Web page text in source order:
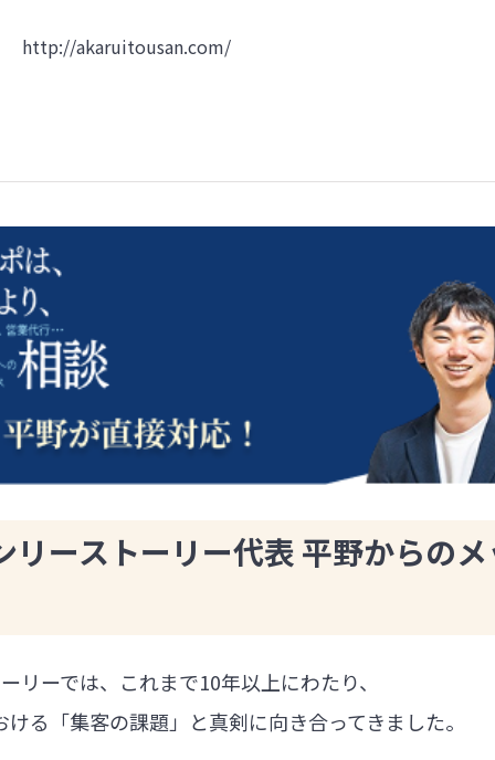
http://akaruitousan.com/
リーストーリー代表 平野からの
リーでは、これまで10年以上にわたり、
る「集客の課題」と真剣に向き合ってきました。